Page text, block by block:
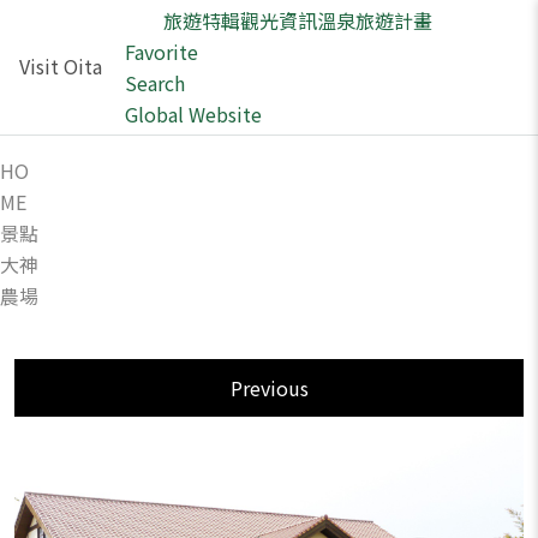
Visit Oita
旅遊特輯觀光資訊溫泉旅遊計畫
Favorite
Search
Global Website
HO
ME
景點
大神
農場
Previous